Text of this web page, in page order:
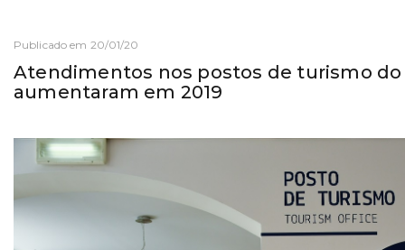
Publicado em 20/01/20
Atendimentos nos postos de turismo do
aumentaram em 2019